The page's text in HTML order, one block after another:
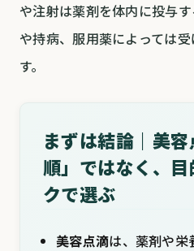
や注射は薬剤を体内に投与
や持病、服用薬によっては
す。
まずは結論｜美
順」ではなく、
クで選ぶ
美容点滴は、薬剤や栄